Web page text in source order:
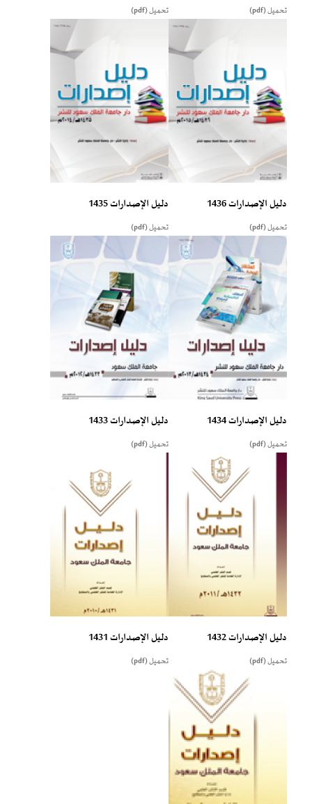
تحميل (pdf) تحميل (pdf)
دليل الإصدارات 1436
تحميل (pdf)
دليل الإصدارات 1435
تحميل (pdf)
دليل الإصدارات 1434
تحميل (pdf)
دليل الإصدارات 1433
تحميل (pdf)
دليل الإصدارات 1432
تحميل (pdf)
دليل الإصدارات 1431
تحميل (pdf)